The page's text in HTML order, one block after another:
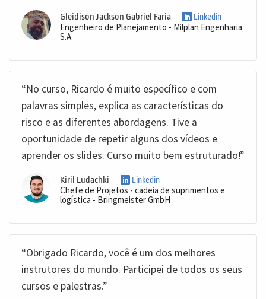
Gleidison Jackson Gabriel Faria Linkedin
Engenheiro de Planejamento - Milplan Engenharia
S.A.
“No curso, Ricardo é muito específico e com
palavras simples, explica as características do
risco e as diferentes abordagens. Tive a
oportunidade de repetir alguns dos vídeos e
aprender os slides. Curso muito bem estruturado!”
Kiril Ludachki Linkedin
Chefe de Projetos - cadeia de suprimentos e
logística - Bringmeister GmbH
“Obrigado Ricardo, você é um dos melhores
instrutores do mundo. Participei de todos os seus
cursos e palestras.”